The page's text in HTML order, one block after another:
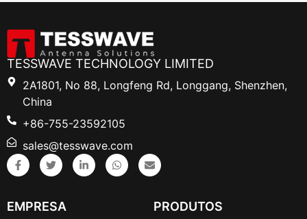
TESSWAVE TECHNOLOGY LIMITED
2A1801, No 88, Longfeng Rd, Longgang, Shenzhen,
China
+86-755-23592105
sales@tesswave.com
EMPRESA PRODUTOS